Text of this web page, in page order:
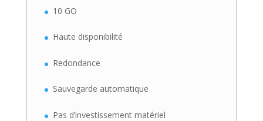
10 GO
Haute disponibilité
Redondance
Sauvegarde automatique
Pas d’investissement matériel